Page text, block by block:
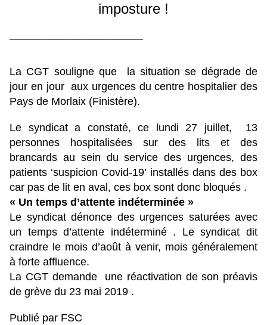
imposture !
La CGT souligne que la situation se dégrade de
jour en jour aux urgences du centre hospitalier des
Pays de Morlaix (Finistère).
Le syndicat a constaté, ce lundi 27 juillet, 13
personnes hospitalisées sur des lits et des
brancards au sein du service des urgences, des
patients ‘suspicion Covid-19’ installés dans des box
car pas de lit en aval, ces box sont donc bloqués .
« Un temps d’attente indéterminée »
Le syndicat dénonce des urgences saturées avec
un temps d’attente indéterminé . Le syndicat dit
craindre le mois d’août à venir, mois généralement
à forte affluence.
La CGT demande une réactivation de son préavis
de grève du 23 mai 2019 .
Publié par FSC